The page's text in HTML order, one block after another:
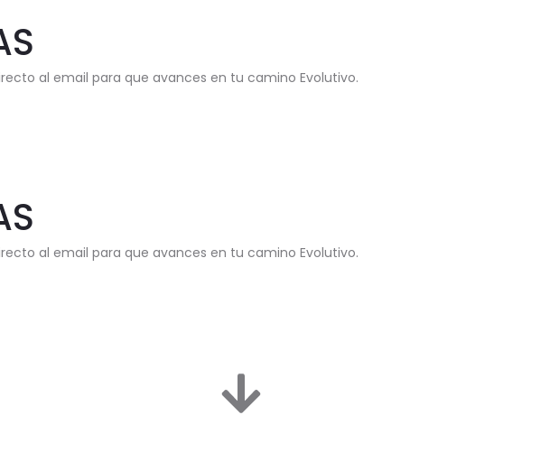
al email para que avances en tu camino Evolutivo.
al email para que avances en tu camino Evolutivo.